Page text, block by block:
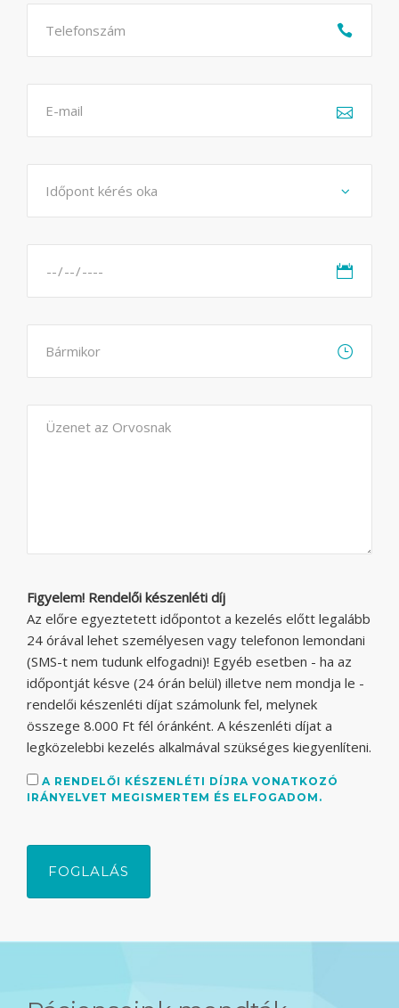
Figyelem! Rendelői készenléti díj
Az előre egyeztetett időpontot a kezelés előtt legalább
24 órával lehet személyesen vagy telefonon lemondani
(SMS-t nem tudunk elfogadni)! Egyéb esetben - ha az
időpontját késve (24 órán belül) illetve nem mondja le -
rendelői készenléti díjat számolunk fel, melynek
összege 8.000 Ft fél óránként. A készenléti díjat a
legközelebbi kezelés alkalmával szükséges kiegyenlíteni.
A RENDELŐI KÉSZENLÉTI DÍJRA VONATKOZÓ
IRÁNYELVET MEGISMERTEM ÉS ELFOGADOM.